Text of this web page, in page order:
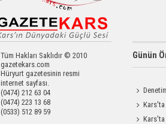
Tüm Hakları Saklıdır © 2010
gazetekars.com
Hüryurt gazetesinin resmi
internet sayfası.
(0474) 212 63 04
(0474) 223 13 68
(0533) 512 89 59
Günün
Okula
Kars'ta